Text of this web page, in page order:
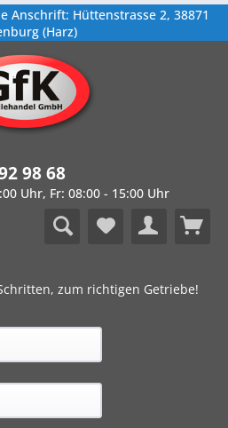
Anschrift: Hüttenstrasse 2, 38871
(Harz)
98 68
Uhr, Fr: 08:00 - 15:00 Uhr
zum richtigen Getriebe!